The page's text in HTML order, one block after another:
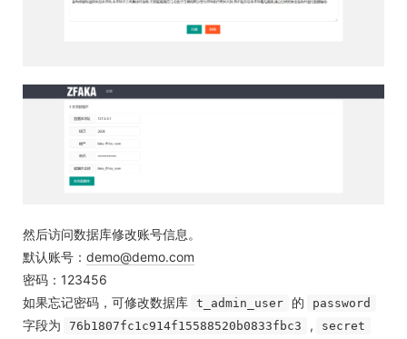
然后访问数据库修改账号信息。
默认账号： demo@demo.com
密码：123456
如果忘记密码，可修改数据库 t_admin_user 的 password
字段为 76b1807fc1c914f15588520b0833fbc3 , secret